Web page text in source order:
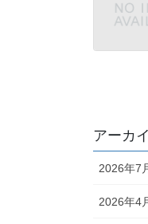
アーカ
2026年7
2026年4